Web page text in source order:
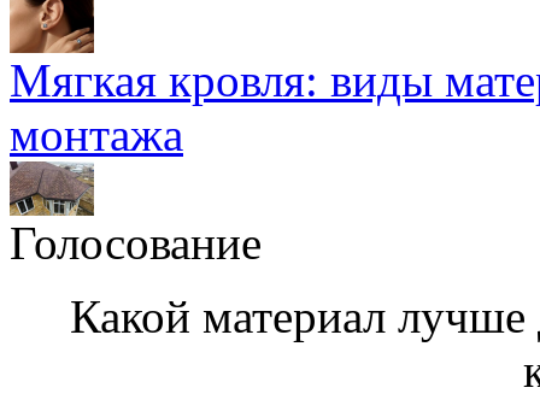
Мягкая кровля: виды
монтажа
Голосование
Какой материал